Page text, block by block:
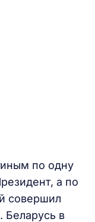
по одну
а по
совершил
Беларусь в